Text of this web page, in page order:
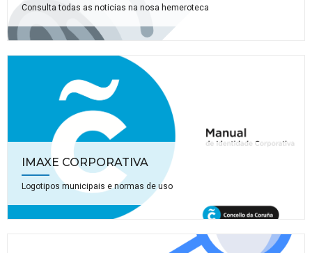
Consulta todas as noticias na nosa hemeroteca
IMAXE CORPORATIVA
Logotipos municipais e normas de uso